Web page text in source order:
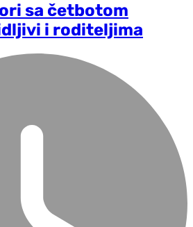
sa četbotom
i roditeljima